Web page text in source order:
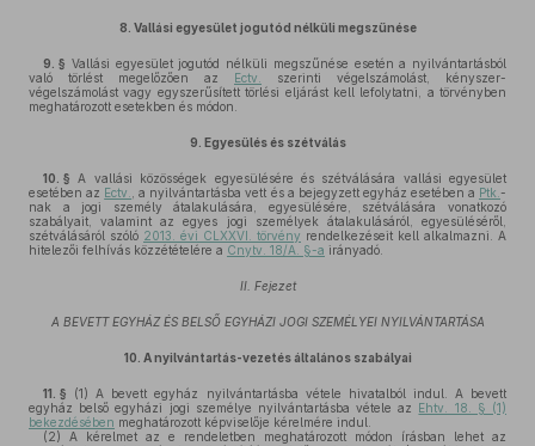
8. Vallási egyesület jogutód nélküli megszűnése
9. § Vallási egyesület jogutód nélküli megszűnése esetén a nyilvántartásból
való törlést megelőzően az Ectv.
szerinti végelszámolást, kényszer-
végelszámolást vagy egyszerűsített törlési eljárást kell lefolytatni, a törvényben
meghatározott esetekben és módon.
9. Egyesülés és szétválás
10. § A vallási közösségek egyesülésére és szétválására vallási egyesület
esetében az Ectv. , a nyilvántartásba vett és a bejegyzett egyház esetében a Ptk.-
nak a jogi személy átalakulására, egyesülésére, szétválására vonatkozó
szabályait, valamint az egyes jogi személyek átalakulásáról, egyesüléséről,
szétválásáról szóló 2013. évi CLXXVI. törvény rendelkezéseit kell alkalmazni. A
hitelezői felhívás közzétételére a Cnytv. 18/A. §-a irányadó.
II. Fejezet
A BEVETT EGYHÁZ ÉS BELSŐ EGYHÁZI JOGI SZEMÉLYEI NYILVÁNTARTÁSA
10. A nyilvántartás-vezetés általános szabályai
11. § (1) A bevett egyház nyilvántartásba vétele hivatalból indul. A bevett
egyház belső egyházi jogi személye nyilvántartásba vétele az Ehtv. 18. § (1)
bekezdésében meghatározott képviselője kérelmére indul.
(2) A kérelmet az e rendeletben meghatározott módon írásban lehet az